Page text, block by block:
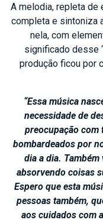
A melodia, repleta de
completa e sintoniza
nela, com
significado desse
produção ficou por
“Essa música
necessidade de
preocupação com
bombardeados por
dia a dia.
absorvendo coisas
Espero que esta
pessoas também,
aos cuidados com